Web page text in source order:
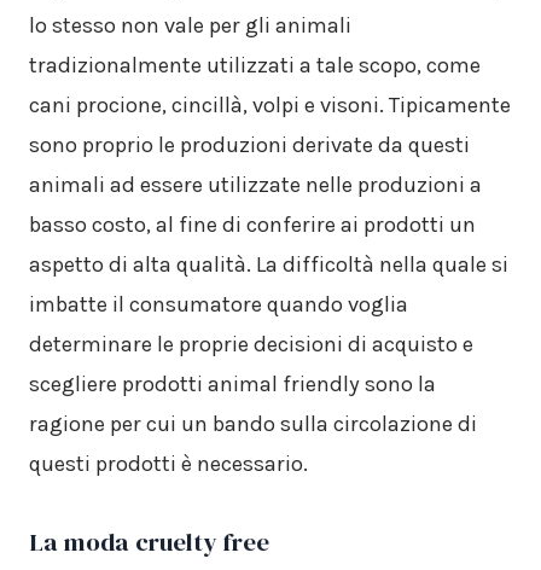
lo stesso non vale per gli animali
tradizionalmente utilizzati a tale scopo, come
cani procione, cincillà, volpi e visoni. Tipicamente
sono proprio le produzioni derivate da questi
animali ad essere utilizzate nelle produzioni a
basso costo, al fine di conferire ai prodotti un
aspetto di alta qualità. La difficoltà nella quale si
imbatte il consumatore quando voglia
determinare le proprie decisioni di acquisto e
scegliere prodotti animal friendly sono la
ragione per cui un bando sulla circolazione di
questi prodotti è necessario.
La moda cruelty free